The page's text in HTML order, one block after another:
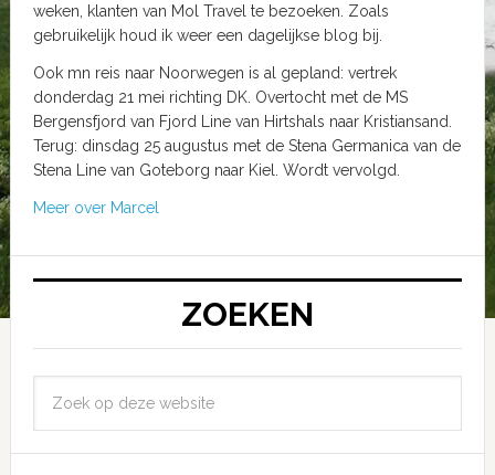
weken, klanten van Mol Travel te bezoeken. Zoals
gebruikelijk houd ik weer een dagelijkse blog bij.
Ook mn reis naar Noorwegen is al gepland: vertrek
donderdag 21 mei richting DK. Overtocht met de MS
Bergensfjord van Fjord Line van Hirtshals naar Kristiansand.
Terug: dinsdag 25 augustus met de Stena Germanica van de
Stena Line van Goteborg naar Kiel. Wordt vervolgd.
Meer over Marcel
ZOEKEN